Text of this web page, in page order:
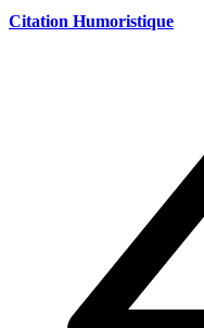
Citation Humoristique